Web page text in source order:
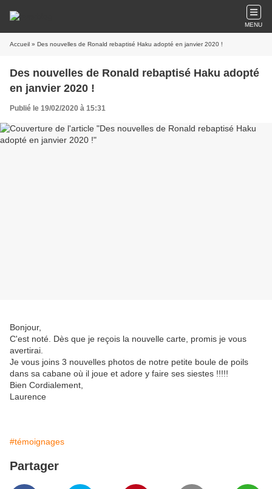
MENU
Accueil » Des nouvelles de Ronald rebaptisé Haku adopté en janvier 2020 !
Des nouvelles de Ronald rebaptisé Haku adopté
en janvier 2020 !
Publié le 19/02/2020 à 15:31
Bonjour,
C'est noté. Dès que je reçois la nouvelle carte, promis je vous
avertirai.
Je vous joins 3 nouvelles photos de notre petite boule de poils
dans sa cabane où il joue et adore y faire ses siestes !!!!!
Bien Cordialement,
Laurence
#témoignages
Partager